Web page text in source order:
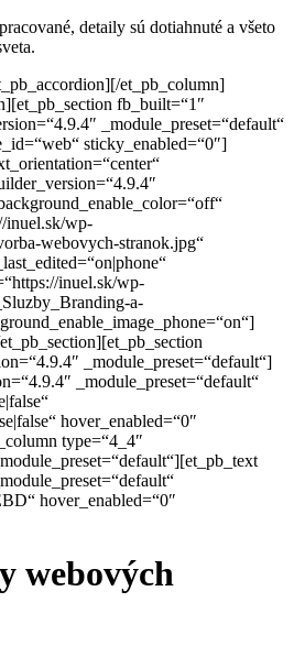
detaily sú dotiahnuté a všeto
et_pb_column]
fb_built=“1″
_module_preset=“default“
sticky_enabled=“0″]
inuel.sk/wp-
webovych-stranok.jpg“
inuel.sk/wp-
a-
_module_preset=“default“]
_module_preset=“default“
hover_enabled=“0″
type=“4_4″
hover_enabled=“0″
webových